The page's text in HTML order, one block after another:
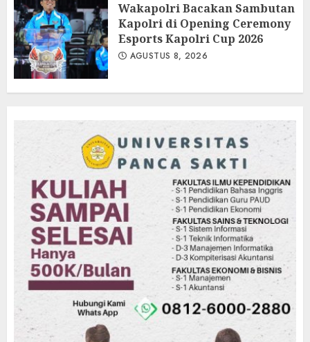
Wakapolri Bacakan Sambutan
Kapolri di Opening Ceremony
Esports Kapolri Cup 2026
AGUSTUS 8, 2026